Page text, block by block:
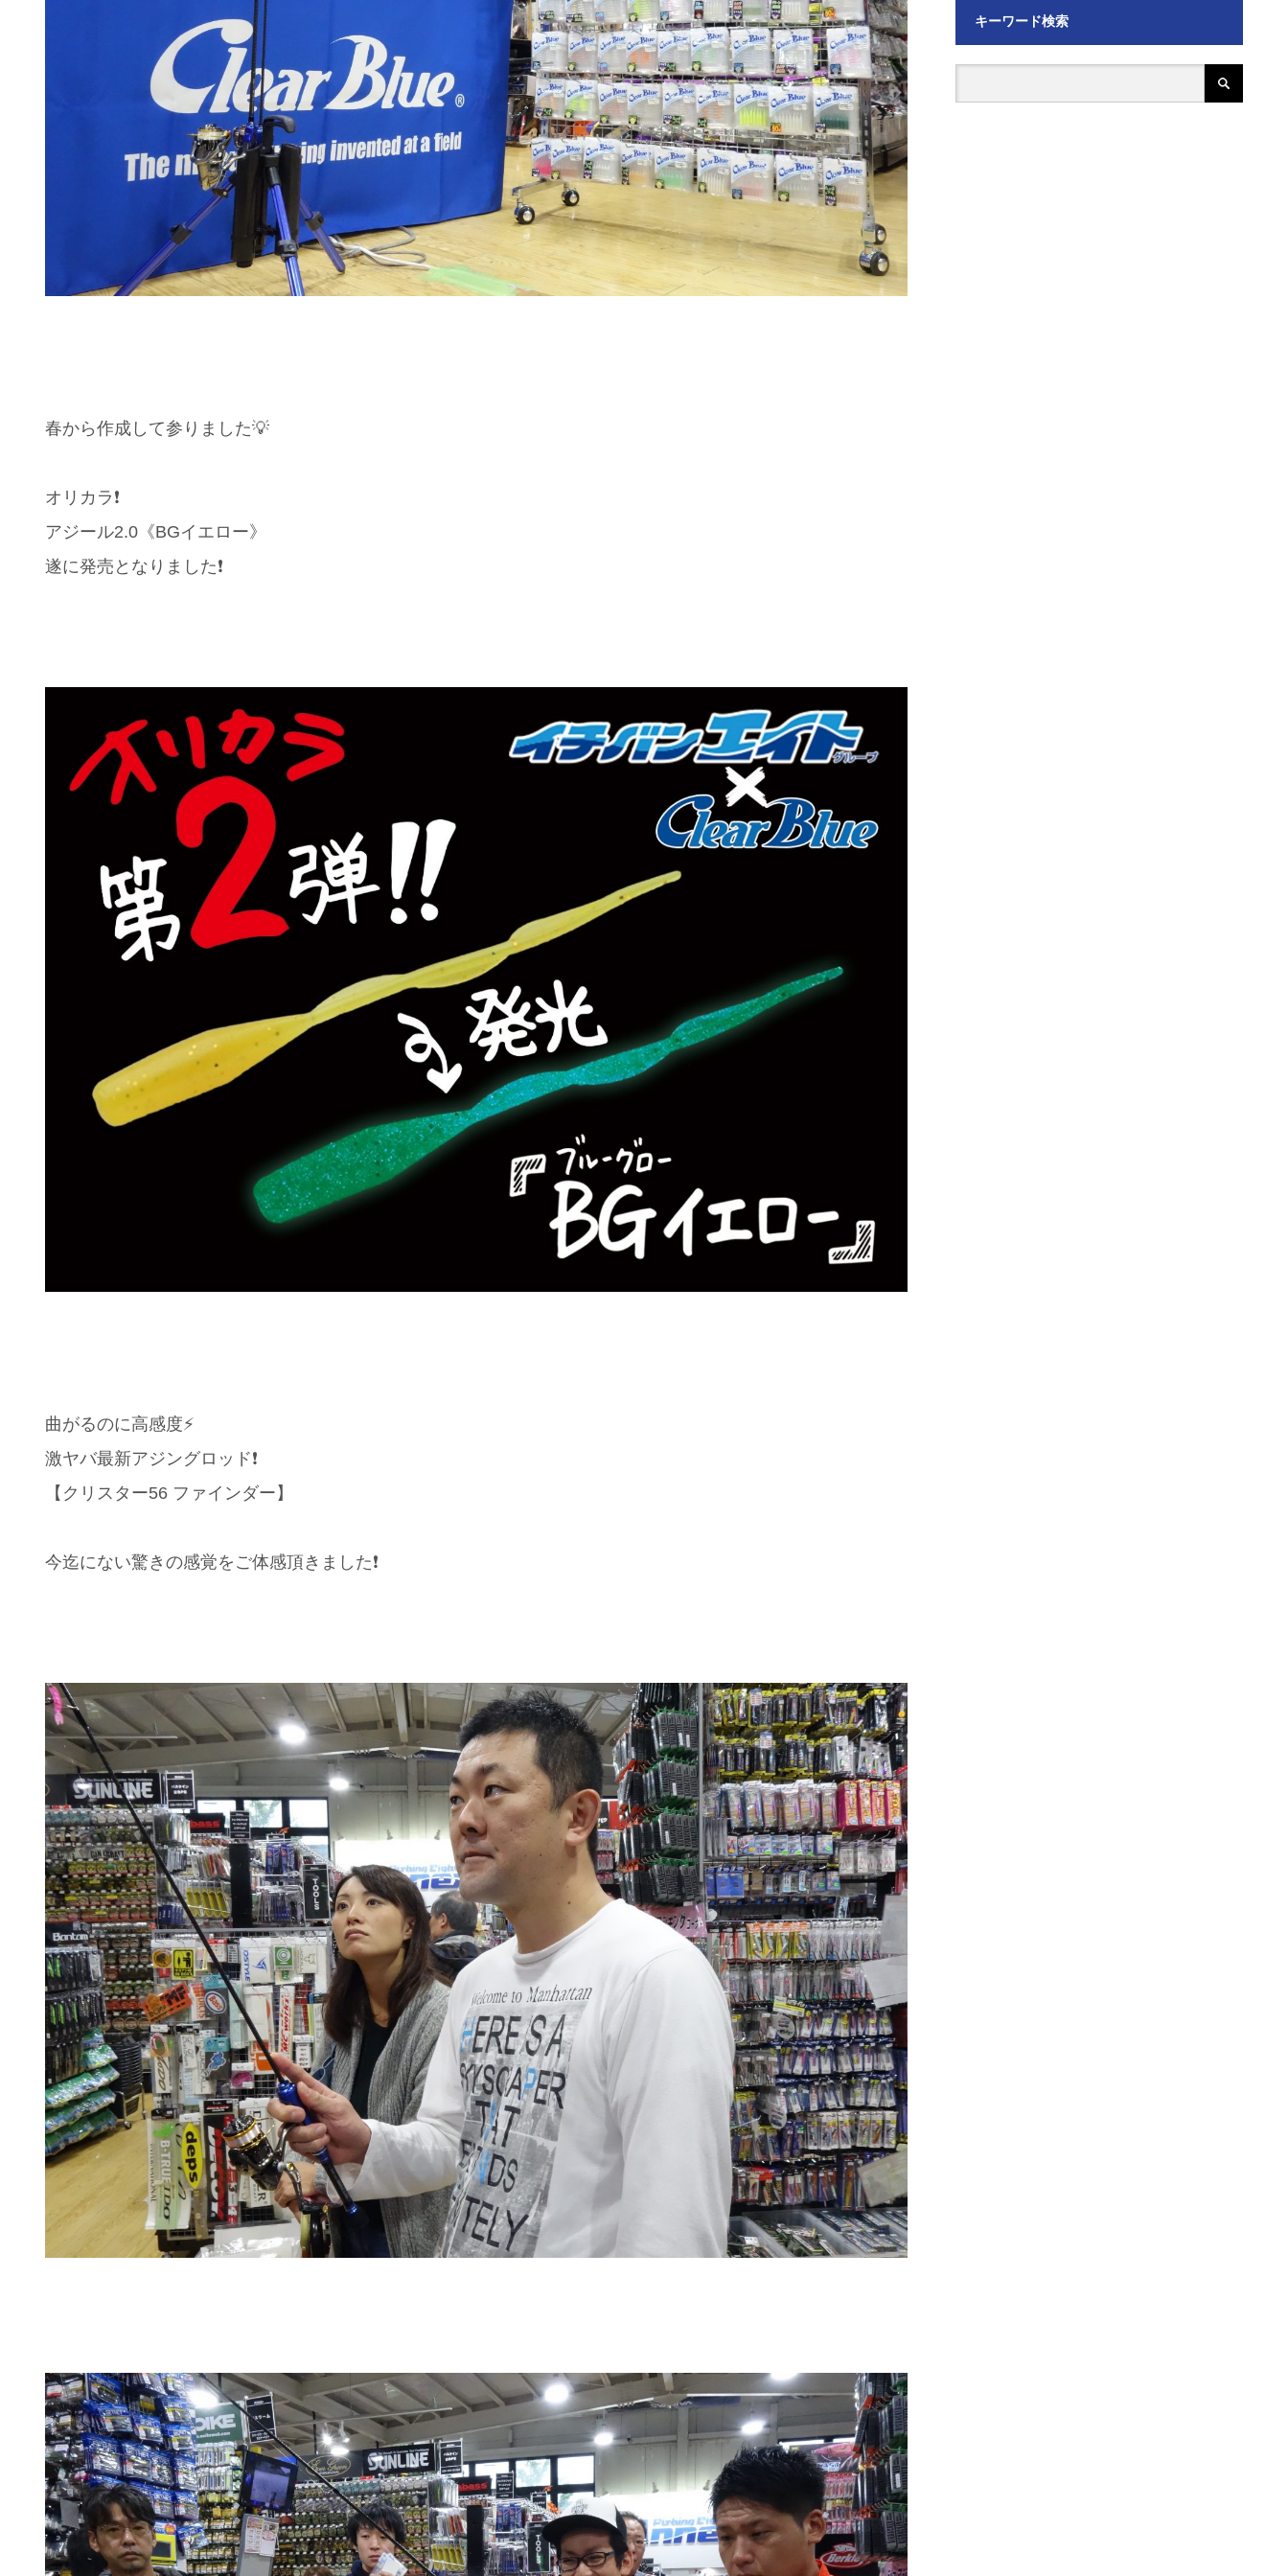
春から作成して参りました💡
オリカラ❗️
アジール2.0《BGイエロー》
遂に発売となりました❗️
曲がるのに高感度⚡️
激ヤバ最新アジングロッド❗️
【クリスター56 ファインダー】
今迄にない驚きの感覚をご体感頂きました❗️
キーワード検索